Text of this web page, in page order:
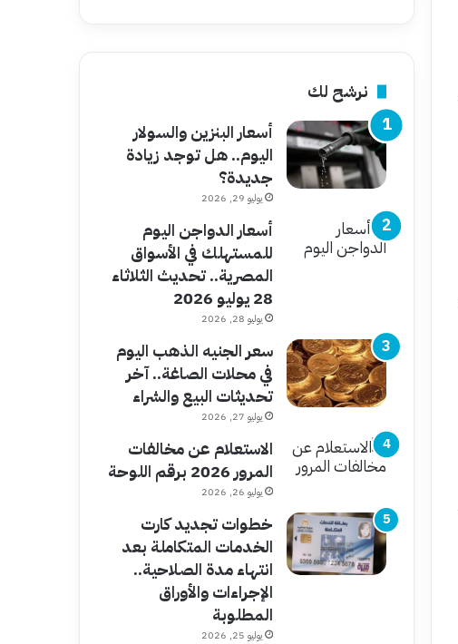
نرشح لك
أسعار البنزين والسولار
اليوم.. هل توجد زيادة
جديدة؟
يوليو 29, 2026
أسعار الدواجن اليوم
للمستهلك في الأسواق
المصرية.. تحديث الثلاثاء
28 يوليو 2026
يوليو 28, 2026
سعر الجنيه الذهب اليوم
في محلات الصاغة.. آخر
تحديثات البيع والشراء
يوليو 27, 2026
الاستعلام عن مخالفات
المرور 2026 برقم اللوحة
يوليو 26, 2026
خطوات تجديد كارت
الخدمات المتكاملة بعد
انتهاء مدة الصلاحية..
الإجراءات والأوراق
المطلوبة
يوليو 25, 2026